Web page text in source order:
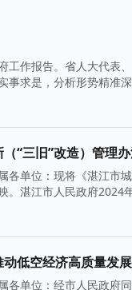
工作报告。省人大代表
事求是，分析形势精准
“三旧”改造）管理
单位：现将《湛江市
。湛江市人民政府
低空经济高质量发
各单位：经市人民政